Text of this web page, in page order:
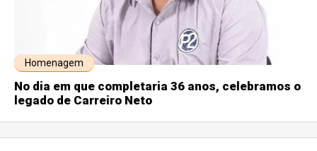
Homenagem
No dia em que completaria 36 anos, celebramos o
legado de Carreiro Neto